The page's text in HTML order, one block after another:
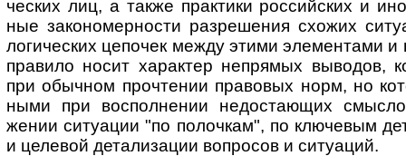
ческих лиц, а также практики россий­ских и
ные законо­мер­ности разре­шения схожих
логи­ческих цепо­чек между этими элемен­тами и
правило носит харак­тер непрямых выводов,
при обычном прочте­нии право­вых норм, но
ными при воспол­нении недоста­ющих
жении ситу­ации "по полочкам", по ключевым
и целе­вой детали­зации вопро­сов и ситуаций.